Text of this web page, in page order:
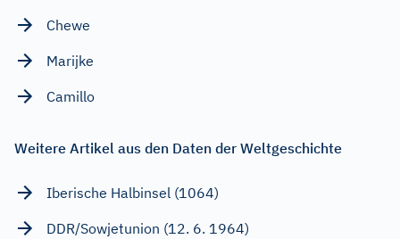
Chewe
Marijke
Camillo
Weitere Artikel aus den Daten der Weltgeschichte
Iberische Halbinsel (1064)
DDR/Sowjetunion (12. 6. 1964)